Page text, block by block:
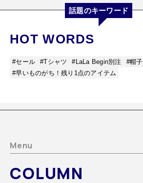
HOT WORDS
話題のキーワード
#セール #Tシャツ #LaLa Begin別注 #帽子
#早いものがち！残り1点のアイテム
Menu
COLUMN